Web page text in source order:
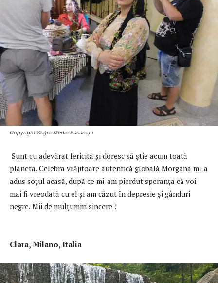
Copyright Segra Media București
Sunt cu adevărat fericită şi doresc să ştie acum toată
planeta. Celebra vrăjitoare autentică globală Morgana mi-a
adus soţul acasă, după ce mi-am pierdut speranţa că voi
mai fi vreodată cu el şi am căzut în depresie și gânduri
negre. Mii de mulţumiri sincere !
Clara, Milano, Italia